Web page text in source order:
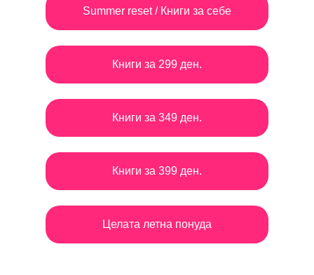
Summer reset / Книги за себе
Книги за 299 ден.
Книги за 349 ден.
Книги за 399 ден.
Целата летна понуда